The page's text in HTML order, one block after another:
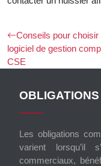
Conseils pour choisir
logiciel de gestion
CSE
Les obligations
varient lorsqu’il
commerciaux,